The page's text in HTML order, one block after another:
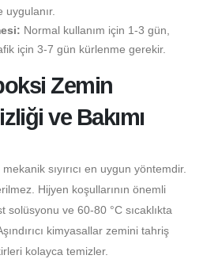
Normal kullanım için 1-3 gün,
için 3-7 gün kürlenme gerekir.
Zemin
ve Bakımı
sıyırıcı en uygun yöntemdir.
Hijyen koşullarının önemli
ve 60-80 °C sıcaklıkta
kimyasallar zemini tahriş
kolayca temizler.